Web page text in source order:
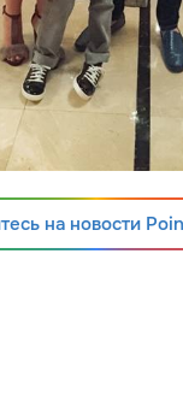
на новости